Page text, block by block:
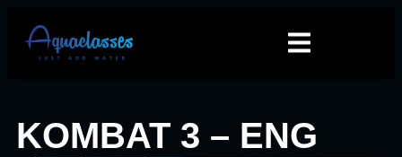
KOMBAT 3 – ENG